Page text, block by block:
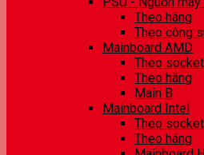
Theo hãng
Theo công
Mainboard AMD
Theo socket
Theo hãng
Main B
Mainboard Intel
Theo socket
Theo hãng